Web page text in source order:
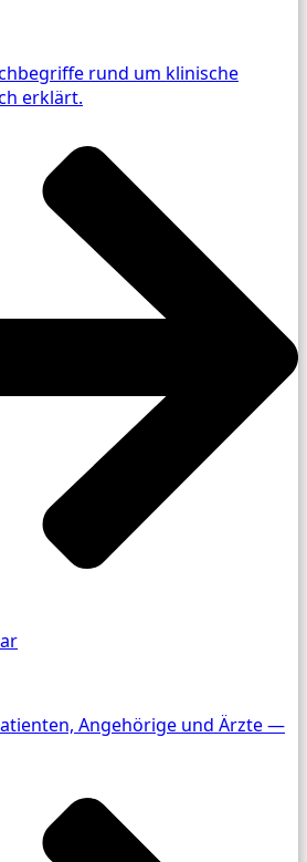
rund um klinische
erklärt.
Angehörige und Ärzte —